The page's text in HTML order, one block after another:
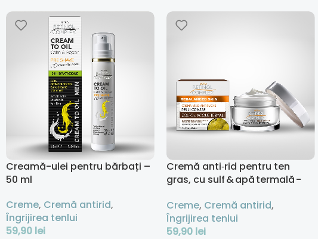
Creamă-ulei pentru bărbați –
50 ml
Creme, Cremă antirid,
Îngrijirea tenlui
59,90 lei
Cremă anti‑rid pentru ten
gras, cu sulf & apă termală -
Creme, Cremă antirid,
Îngrijirea tenlui
59,90 lei